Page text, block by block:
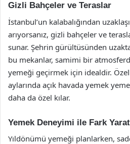
Gizli Bahçeler ve Teraslar
İstanbul’un kalabalığından
arıyorsanız, gizli bahçeler ve
sunar. Şehrin gürültüsünden
bu mekanlar, samimi bir
yemeği geçirmek için idealdir.
aylarında açık havada yemek
daha da özel kılar.
Yemek Deneyimi ile Fark
Yıldönümü yemeği planlarken,